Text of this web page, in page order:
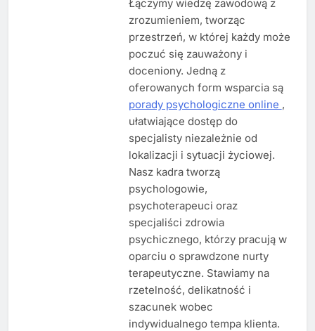
Łączymy wiedzę zawodową z
zrozumieniem, tworząc
przestrzeń, w której każdy może
poczuć się zauważony i
doceniony. Jedną z
oferowanych form wsparcia są
porady psychologiczne online ,
ułatwiające dostęp do
specjalisty niezależnie od
lokalizacji i sytuacji życiowej.
Nasz kadra tworzą
psychologowie,
psychoterapeuci oraz
specjaliści zdrowia
psychicznego, którzy pracują w
oparciu o sprawdzone nurty
terapeutyczne. Stawiamy na
rzetelność, delikatność i
szacunek wobec
indywidualnego tempa klienta.